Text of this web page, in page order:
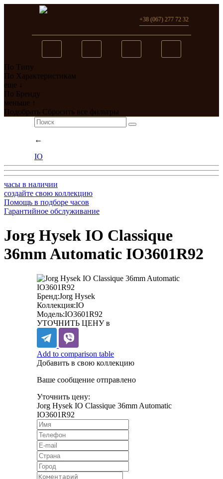
Вы добавили в сравнение
перейти
+38 (067) 277 72 32
По Типу
По Характеристикам
еще ↓
По Бренду
меньше ↑
Подобрать Сбросить все фильтры
←
IO
часы в наличии
создайте свою коллекцию
Помощь в подборе часов
Гарантийное обслуживание
Jorg Hysek IO Classique
36mm Automatic IO3601R92
Бренд:Jorg Hysek
Коллекция:IO
Модель:IO3601R92
УТОЧНИТЬ ЦЕНУ в
Add to comparison table
Добавить в свою коллекцию
Ваше сообщение отправлено
Уточнить цену:
Jorg Hysek IO Classique 36mm Automatic
IO3601R92